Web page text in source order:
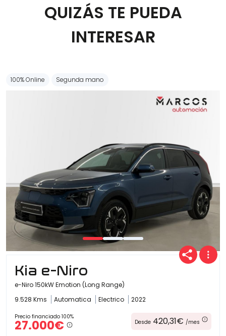
Carrocería
QUIZÁS TE PUEDA
INTERESAR
100% Online Segunda mano
Kia e-Niro
e-Niro 150kW Emotion (Long Range)
9.528 Kms
Automatica Electrico 2022
Precio financiado 100%
27.000€ Desde 420,31€ /mes